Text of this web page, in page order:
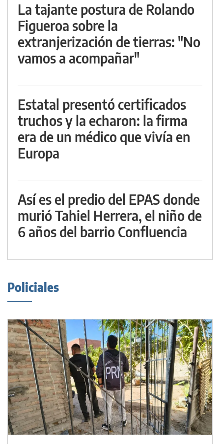
La tajante postura de Rolando
Figueroa sobre la
extranjerización de tierras: "No
vamos a acompañar"
Estatal presentó certificados
truchos y la echaron: la firma
era de un médico que vivía en
Europa
Así es el predio del EPAS donde
murió Tahiel Herrera, el niño de
6 años del barrio Confluencia
Policiales